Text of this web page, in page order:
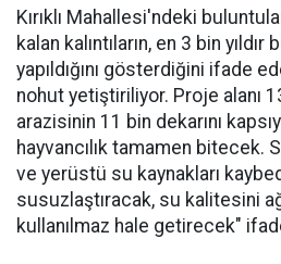
Kırıklı Mahallesi'ndeki
kalan kalıntıların, en 3 bin
yapıldığını gösterdiğini ifade
nohut yetiştiriliyor. Proje alanı
arazisinin 11 bin dekarını
hayvancılık tamamen bitecek.
ve yerüstü su kaynakları
susuzlaştıracak, su kalitesini
kullanılmaz hale getirecek"